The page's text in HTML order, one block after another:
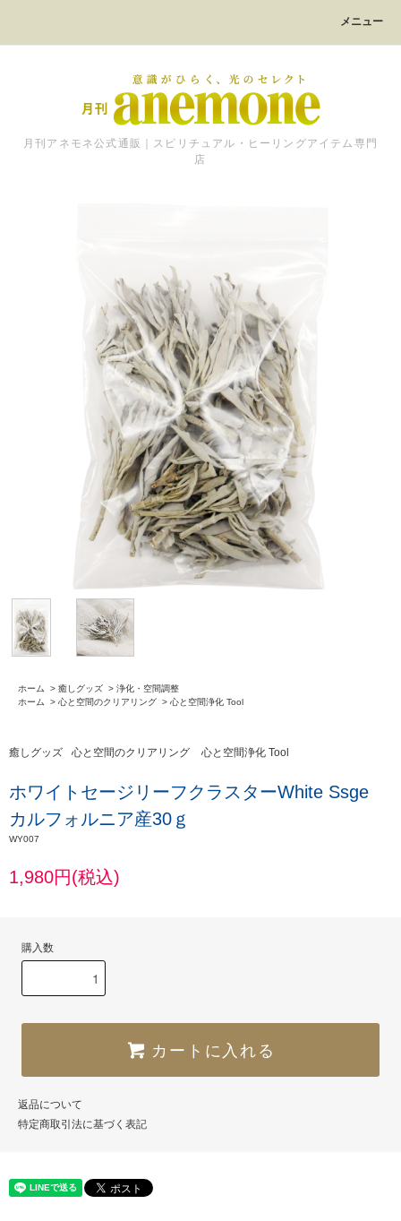
メニュー
月刊アネモネ公式通販｜スピリチュアル・ヒーリングアイテム専門
店
ホーム > 癒しグッズ > 浄化・空間調整
ホーム
> 心と空間のクリアリング > 心と空間浄化 Tool
癒しグッズ 心と空間のクリアリング 心と空間浄化 Tool
ホワイトセージリーフクラスターWhite Ssge
カルフォルニア産30ｇ
WY007
1,980円(税込)
購入数
カートに入れる
返品について
特定商取引法に基づく表記